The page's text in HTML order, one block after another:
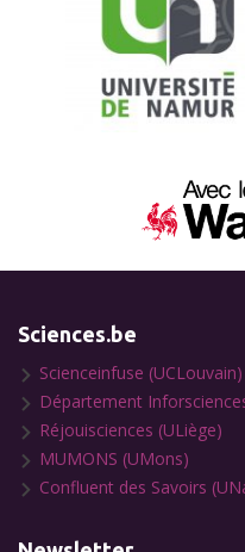
Sciences.be
Scienceinfuse (UCLouvain)
Département
Réjouisciences (ULiège)
MUMONS (UMons)
Confluent des Savoirs